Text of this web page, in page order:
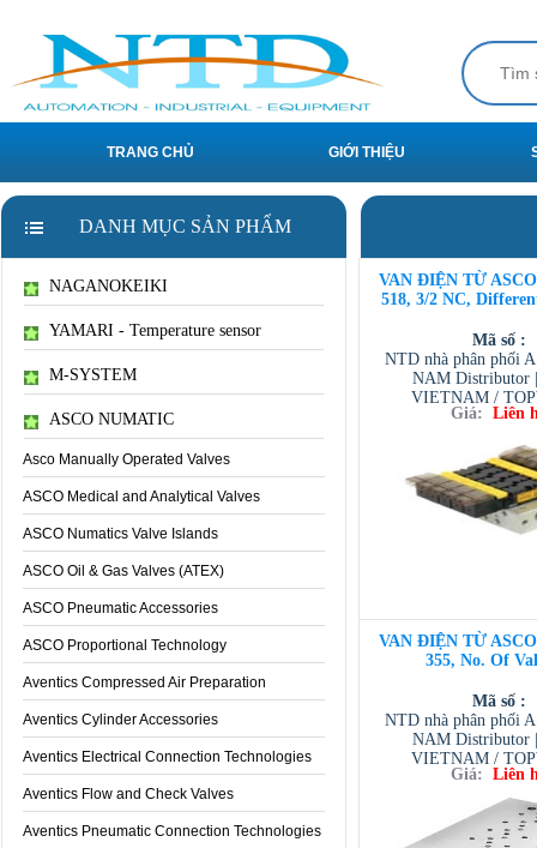
TRANG CHỦ GIỚI THIỆU
DANH MỤC SẢN PHẨM
NAGANOKEIKI
YAMARI - Temperature sensor
M-SYSTEM
ASCO NUMATIC
Asco Manually Operated Valves
ASCO Medical and Analytical Valves
ASCO Numatics Valve Islands
ASCO Oil & Gas Valves (ATEX)
ASCO Pneumatic Accessories
ASCO Proportional Technology
Aventics Compressed Air Preparation
Aventics Cylinder Accessories
Aventics Electrical Connection Technologies
Aventics Flow and Check Valves
Aventics Pneumatic Connection Technologies
VAN ĐIỆN TỪ ASCO
518, 3/2 NC,
Mã số :
NTD nhà phân phối
NAM Distributor
VIETNAM /
VIETNAM /Giá: Liên
VAN ĐIỆN TỪ ASCO
355, No. Of
Mã số :
NTD nhà phân phối
NAM Distributor
VIETNAM /
VIETNAM /
/ TESCOM
Giá: Liên